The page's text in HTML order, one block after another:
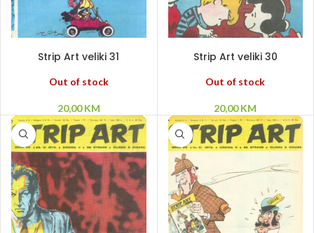
Strip Art veliki 31
Out of stock
20,00KM
Strip Art veliki 30
Out of stock
20,00KM